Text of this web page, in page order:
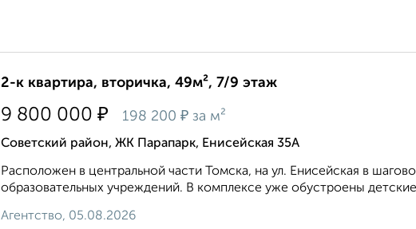
2-к квартира, вторичка, 49м², 7/9 этаж
9 800 000 ₽ 198 200 ₽ за м²
Советский район, ЖК Парапарк, Енисейская 35А
Расположен в центральной части Томска, на ул. Енисейская в
образовательных учреждений. В комплексе уже обустроены
Агентство, 05.08.2026